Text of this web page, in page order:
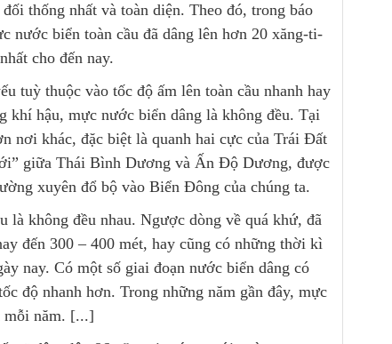
thống nhất và toàn diện. Theo đó, trong báo
nước biển toàn cầu đã dâng lên hơn 20 xăng-ti-
cho đến nay.
tuỳ thuộc vào tốc độ ấm lên toàn cầu nhanh hay
khí hậu, mực nước biển dâng là không đều. Tại
nơi khác, đặc biệt là quanh hai cực của Trái Đất
giữa Thái Bình Dương và Ấn Độ Dương, được
xuyên đổ bộ vào Biển Đông của chúng ta.
là không đều nhau. Ngược dòng về quá khứ, đã
đến 300 – 400 mét, hay cũng có những thời kì
nay. Có một số giai đoạn nước biển dâng có
độ nhanh hơn. Trong những năm gần đây, mực
mỗi năm. [...]